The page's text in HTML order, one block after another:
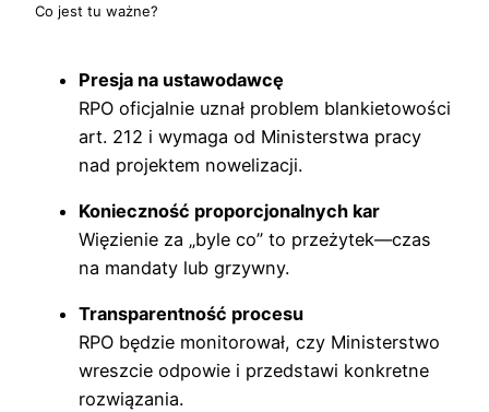
Co jest tu ważne?
Presja na ustawodawcę
RPO oficjalnie uznał problem blankietowości
art. 212 i wymaga od Ministerstwa pracy
nad projektem nowelizacji.
Konieczność proporcjonalnych kar
Więzienie za „byle co” to przeżytek—czas
na mandaty lub grzywny.
Transparentność procesu
RPO będzie monitorował, czy Ministerstwo
wreszcie odpowie i przedstawi konkretne
rozwiązania.